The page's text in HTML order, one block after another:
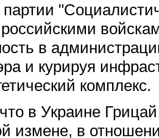
российскими
в
и курируя
комплекс.
в Украине
измене, в